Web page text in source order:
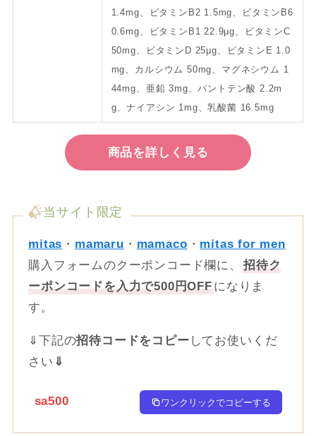
1.4mg、ビタミンB2 1.5mg、ビタミンB6
0.6mg、ビタミンB1 22.9μg、ビタミンC
50mg、ビタミンD 25μg、ビタミンE 1.0
mg、カルシウム 50mg、マグネシウム 1
44mg、亜鉛 3mg、パントテン酸 2.2m
g、ナイアシン 1mg、乳酸菌 16.5mg
商品を詳しく見る
当サイト限定
mitas ・ mamaru ・ mamaco ・ mitas for men
購入フォームのクーポンコード欄に、
招待ク
ーポンコードを入力で500円OFFになりま
す。
⇓下記の招待コードをコピー してお使いくだ
さい ⇓
sa500 ワンクリックでコピーする